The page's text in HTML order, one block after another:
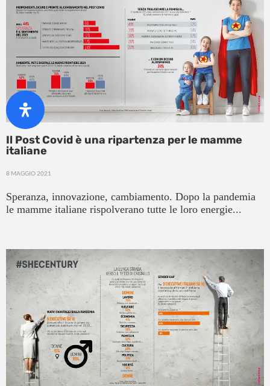
Il Post Covid è una ripartenza per le mamme
italiane
8 MAGGIO 2021
Speranza, innovazione, cambiamento. Dopo la pandemia
le mamme italiane rispolverano tutte le loro energie...